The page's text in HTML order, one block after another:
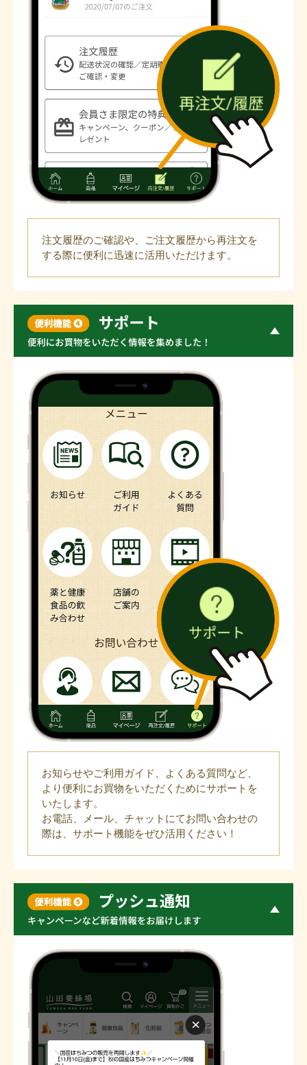
注文履歴のご確認や、ご注文履歴から再注文を
する際に便利に迅速に活用いただけます。
お知らせやご利用ガイド、よくある質問など、
より便利にお買物をいただくためにサポートを
いたします。
お電話、メール、チャットにてお問い合わせの
際は、サポート機能をぜひ活用ください！